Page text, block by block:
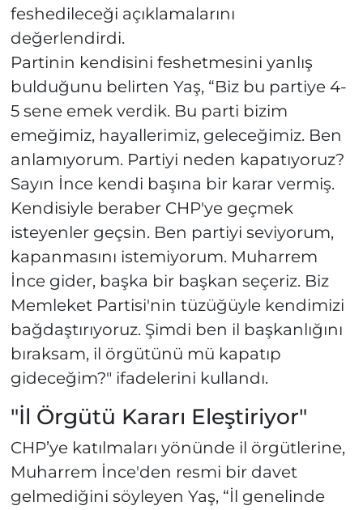
feshedileceği açıklamalarını
değerlendirdi.
Partinin kendisini feshetmesini yanlış
bulduğunu belirten Yaş, “Biz bu partiye 4-
5 sene emek verdik. Bu parti bizim
emeğimiz, hayallerimiz, geleceğimiz. Ben
anlamıyorum. Partiyi neden kapatıyoruz?
Sayın İnce kendi başına bir karar vermiş.
Kendisiyle beraber CHP'ye geçmek
isteyenler geçsin. Ben partiyi seviyorum,
kapanmasını istemiyorum. Muharrem
İnce gider, başka bir başkan seçeriz. Biz
Memleket Partisi'nin tüzüğüyle kendimizi
bağdaştırıyoruz. Şimdi ben il başkanlığını
bıraksam, il örgütünü mü kapatıp
gideceğim?" ifadelerini kullandı.
"İl Örgütü Kararı Eleştiriyor"
CHP’ye katılmaları yönünde il örgütlerine,
Muharrem İnce'den resmi bir davet
gelmediğini söyleyen Yaş, “İl genelinde